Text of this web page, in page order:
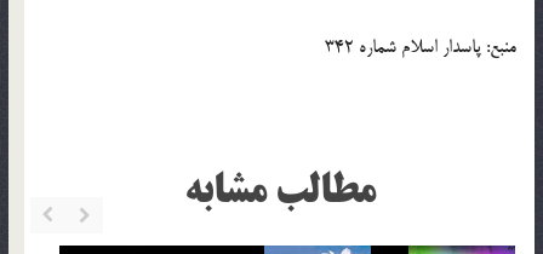
منبع: پاسدار اسلام شماره 342
مطالب مشابه